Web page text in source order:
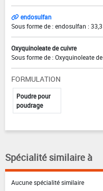
endosulfan
Sous forme de : endosulfan : 33,3
Oxyquinoleate de cuivre
Sous forme de : Oxyquinoleate
FORMULATION
Poudre pour
poudrage
Spécialité similaire à
Aucune spécialité similaire